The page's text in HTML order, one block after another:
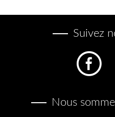
Suivez
Nous